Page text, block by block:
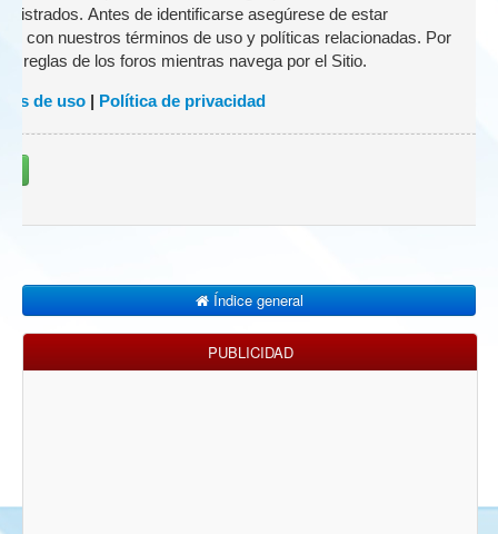
Antes de identificarse asegúrese de estar
con nuestros términos de uso y políticas relacionadas. Por
reglas de los foros mientras navega por el Sitio.
de uso Política de privacidad
Índice general
PUBLICIDAD